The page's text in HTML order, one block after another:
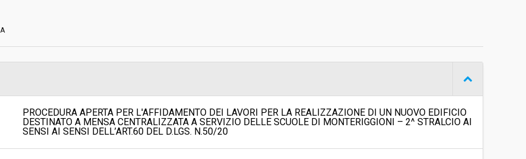
Valore stimato della procedura: € 544.940,65
- Area Lavori Pubblici e
PROCEDURA APERTA PER L'AFFIDAMENTO DEI LAVORI PER LA REALIZZAZIONE DI UN NUOVO EDIFICIO
DESTINATO A MENSA CENTRALIZZATA A SERVIZIO DELLE SCUOLE DI MONTERIGGIONI – 2^ STRALCIO AI
SENSI AI SENSI DELL’ART.60 DEL D.LGS. N.50/20